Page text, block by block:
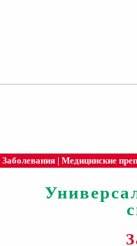
Заболевания | Медицинские